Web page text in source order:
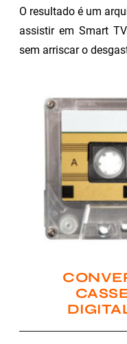
O resultado é um
assistir em Smart
sem arriscar o